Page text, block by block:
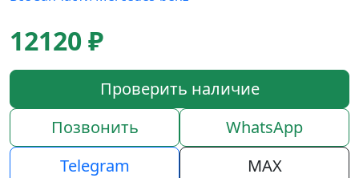
12120 ₽
Проверить наличие
Позвонить
WhatsApp
Telegram
MAX